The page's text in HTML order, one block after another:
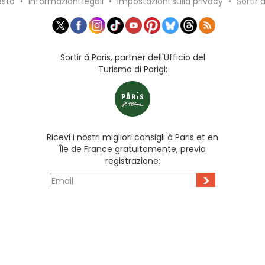
Sortir à Paris, partner dell'Ufficio del
Turismo di Parigi:
Ricevi i nostri migliori consigli à Paris et en
Île de France gratuitamente, previa
registrazione:
>